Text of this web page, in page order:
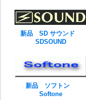
新品 SD サウンド
SDSOUND
新品 ソフトン
Softone